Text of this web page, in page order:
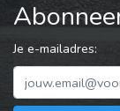
Je e-mailadres: